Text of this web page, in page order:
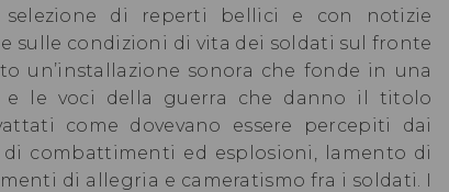
di reperti bellici e con notizie
sulle condizioni di vita dei soldati sul fronte
un’installazione sonora che fonde in una
e le voci della guerra che danno il titolo
come dovevano essere percepiti dai
combattimenti ed esplosioni, lamento di
di allegria e cameratismo fra i soldati. I